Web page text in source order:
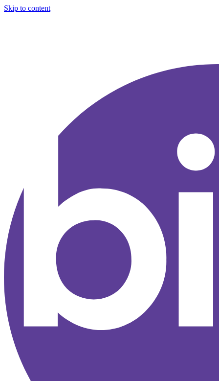
Skip to content